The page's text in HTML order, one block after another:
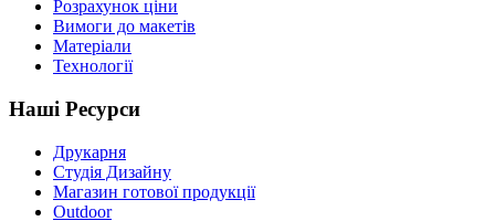
Розрахунок ціни
Вимоги до макетів
Матеріали
Технології
Наші Ресурси
Друкарня
Студія Дизайну
Магазин готової продукції
Outdoor